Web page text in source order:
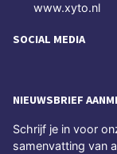
www.xyto.nl
SOCIAL MEDIA
NIEUWSBRIEF
Schrijf je in voor
samenvatting van